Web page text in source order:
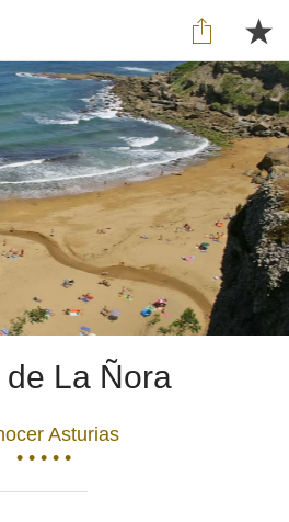
de La Ñora
Asturias
• • • • •